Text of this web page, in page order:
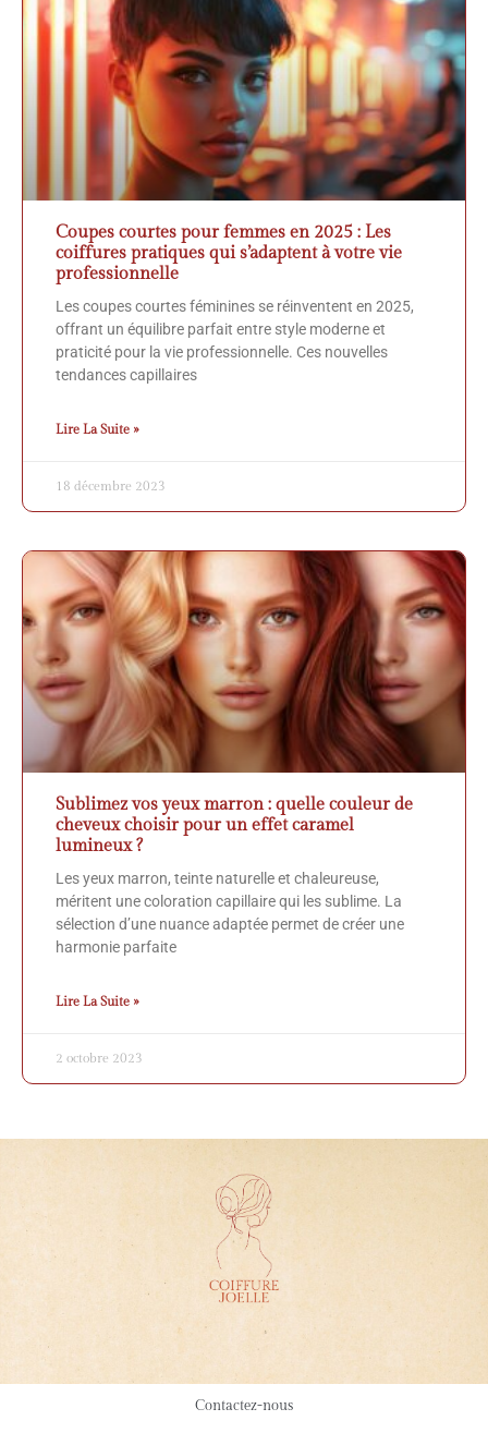
Coupes courtes pour femmes en 2025 : Les
coiffures pratiques qui s’adaptent à votre vie
professionnelle
Les coupes courtes féminines se réinventent en 2025,
offrant un équilibre parfait entre style moderne et
praticité pour la vie professionnelle. Ces nouvelles
tendances capillaires
Lire La Suite »
18 décembre 2023
Sublimez vos yeux marron : quelle couleur de
cheveux choisir pour un effet caramel
lumineux ?
Les yeux marron, teinte naturelle et chaleureuse,
méritent une coloration capillaire qui les sublime. La
sélection d’une nuance adaptée permet de créer une
harmonie parfaite
Lire La Suite »
2 octobre 2023
Contactez-nous